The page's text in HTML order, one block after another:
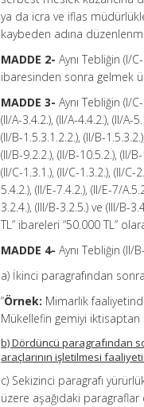
ya da icra ve iflas
kaybeden adına
MADDE 2- Aynı Tebliğin (I/
ibaresinden sonra gelmek
MADDE 3- Aynı Tebliğin (I/
(II/A-3.4.2.), (II/A-4.4.2.), (II/A-
(II/B-1.5.3.1.2.2.), (II/B-
(II/B-9.2.2.), (II/B-10.5.2.), (II/
(II/C-1.3.1.), (II/C-1.3.2.), (II/C-
5.4.2.), (II/E-7.4.2.), (II/E-7/
3.2.4.), (III/B-3.2.5.) ve (III/
TL” ibareleri “50.000 TL”
MADDE 4- Aynı Tebliğin (II/
a) İkinci paragrafından
“Örnek: Mimarlık
Mükellefin gemiyi iktisaptan
b) Dördüncü paragrafından
araçlarının işletilmesi
c) Sekizinci paragrafı
üzere aşağıdaki